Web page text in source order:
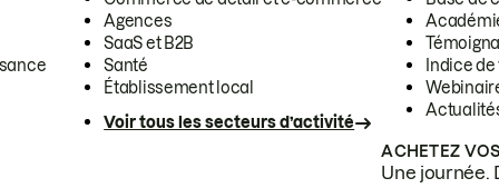
Agences
SaaS et B2B
Santé
Établissement local
Voir tous les secteurs d’activité
Indice
ACHETEZ
Une journée.